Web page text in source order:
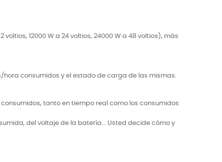
12000 W a 24 voltios, 24000 W a 48 voltios), más
consumidos y el estado de carga de las mismas.
tanto en tiempo real como los consumidos
del voltaje de la batería... Usted decide cómo y